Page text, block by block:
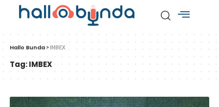
Hallo Bunda >IMBEX
Tag:IMBEX